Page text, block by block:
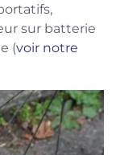
sur batterie
(voir notre